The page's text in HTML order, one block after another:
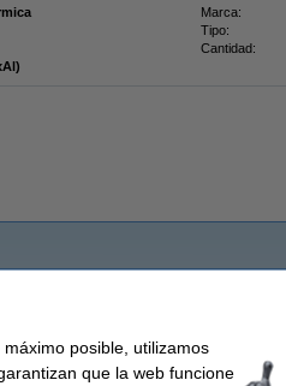
Marca:
Tipo:
Cantidad:
posible, utilizamos
que la web funcione